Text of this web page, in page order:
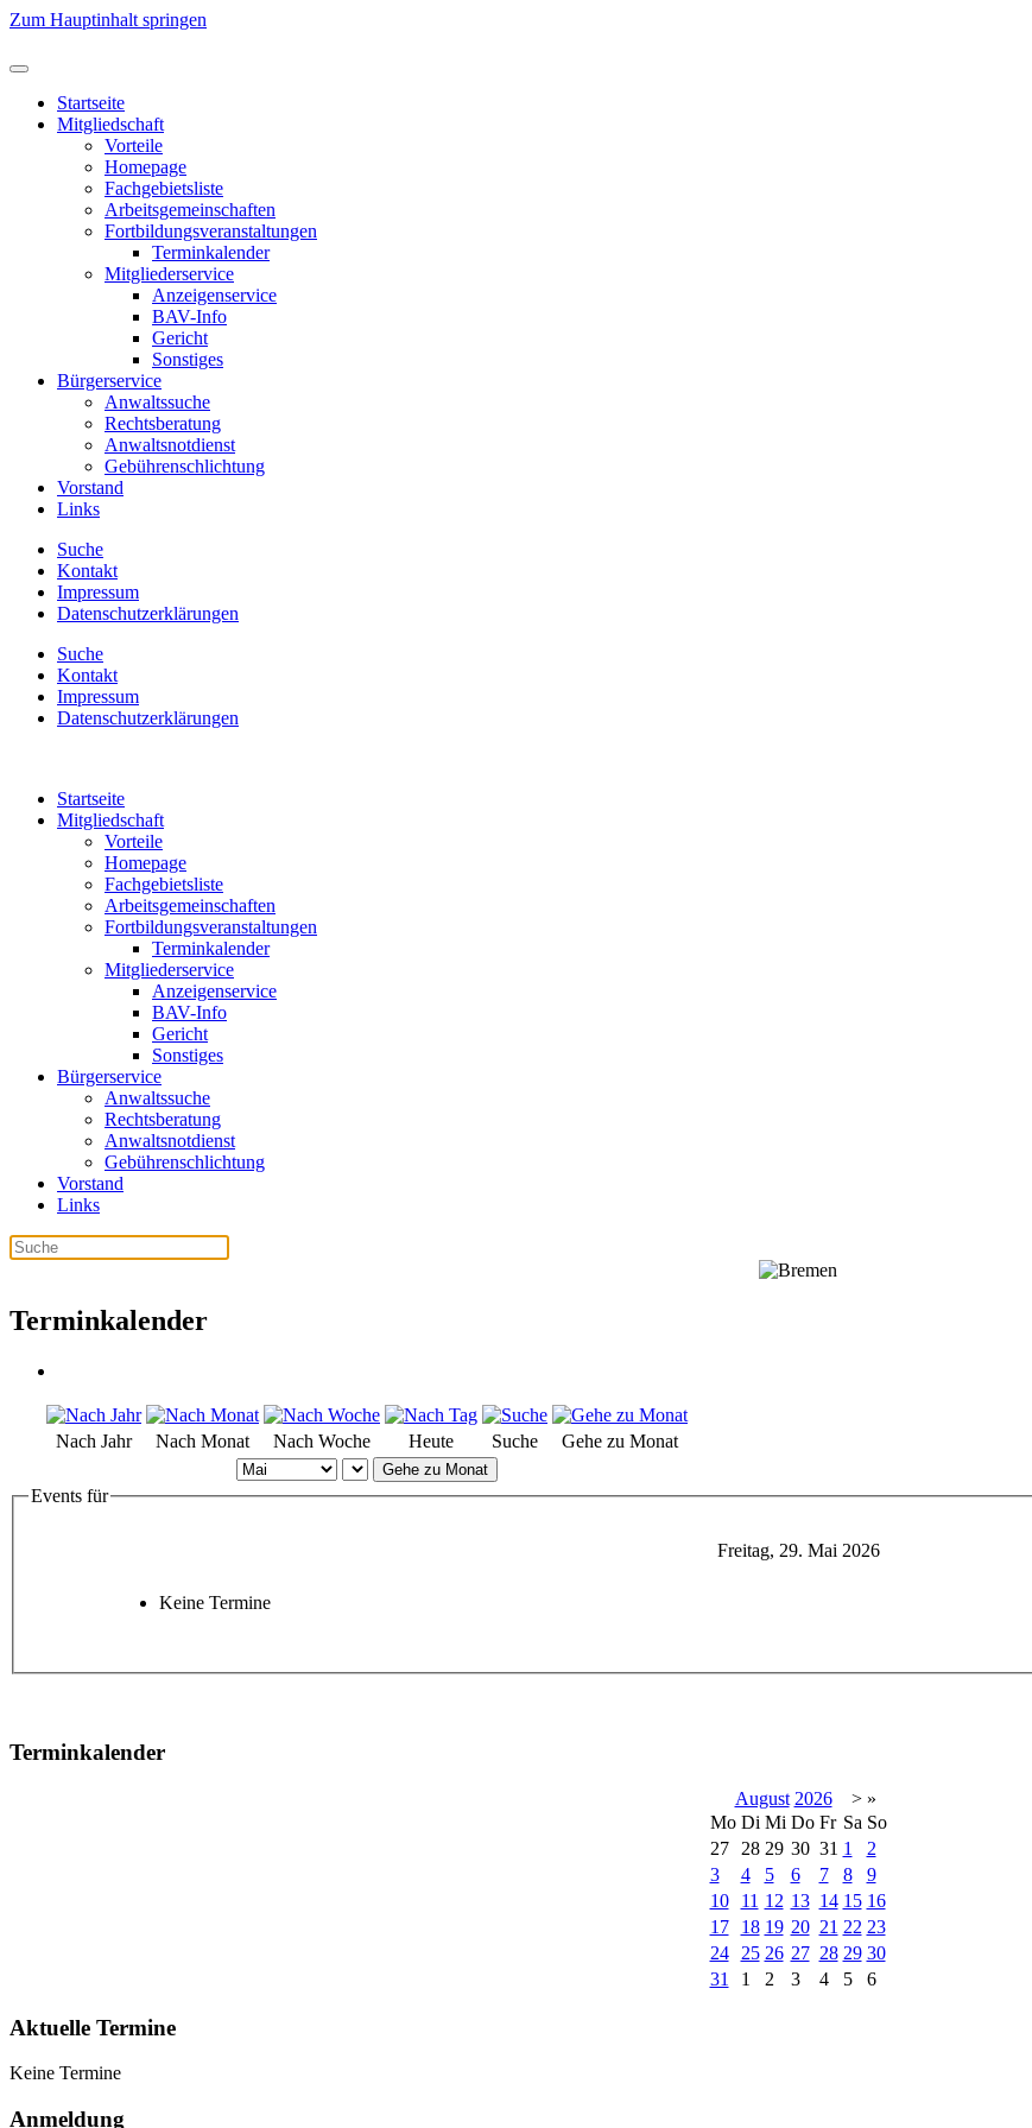
Zum Hauptinhalt springen
Startseite
Mitgliedschaft
Vorteile
Homepage
Fachgebietsliste
Arbeitsgemeinschaften
Fortbildungsveranstaltungen
Terminkalender
Mitgliederservice
Anzeigenservice
BAV-Info
Gericht
Sonstiges
Bürgerservice
Anwaltssuche
Rechtsberatung
Anwaltsnotdienst
Gebührenschlichtung
Vorstand
Links
Suche
Kontakt
Impressum
Datenschutzerklärungen
Suche
Kontakt
Impressum
Datenschutzerklärungen
Startseite
Mitgliedschaft
Vorteile
Homepage
Fachgebietsliste
Arbeitsgemeinschaften
Fortbildungsveranstaltungen
Terminkalender
Mitgliederservice
Anzeigenservice
BAV-Info
Gericht
Sonstiges
Bürgerservice
Anwaltssuche
Rechtsberatung
Anwaltsnotdienst
Gebührenschlichtung
Vorstand
Links
Terminkalender
Nach Jahr Nach Monat Nach Woche Heute Suche Gehe zu Monat
Gehe zu Monat
Events für
Freitag, 29. Mai 2026
Keine Termine
Terminkalender
August 2026 > »
Mo Di Mi Do Fr Sa So
27
28 29 30 31 1
2
3
4 5 6 7 8
9
10
11 12 13 14 15 16
17
18 19 20 21 22 23
24
25 26 27 28 29 30
31
1 2 3 4 5 6
Aktuelle Termine
Keine Termine
Anmeldung